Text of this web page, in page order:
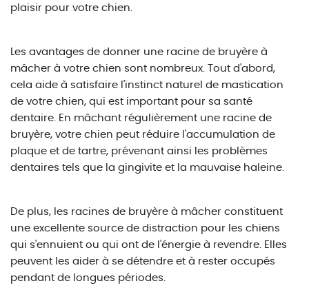
plaisir pour votre chien.
Les avantages de donner une racine de bruyère à
mâcher à votre chien sont nombreux. Tout d'abord,
cela aide à satisfaire l'instinct naturel de mastication
de votre chien, qui est important pour sa santé
dentaire. En mâchant régulièrement une racine de
bruyère, votre chien peut réduire l'accumulation de
plaque et de tartre, prévenant ainsi les problèmes
dentaires tels que la gingivite et la mauvaise haleine.
De plus, les racines de bruyère à mâcher constituent
une excellente source de distraction pour les chiens
qui s'ennuient ou qui ont de l'énergie à revendre. Elles
peuvent les aider à se détendre et à rester occupés
pendant de longues périodes.